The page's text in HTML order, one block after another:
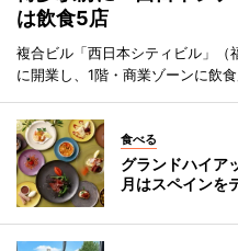
は飲食5店
複合ビル「西日本シティビル」（
に開業し、1階・商業ゾーンに飲
食べる
グランドハイ
月はスペインを